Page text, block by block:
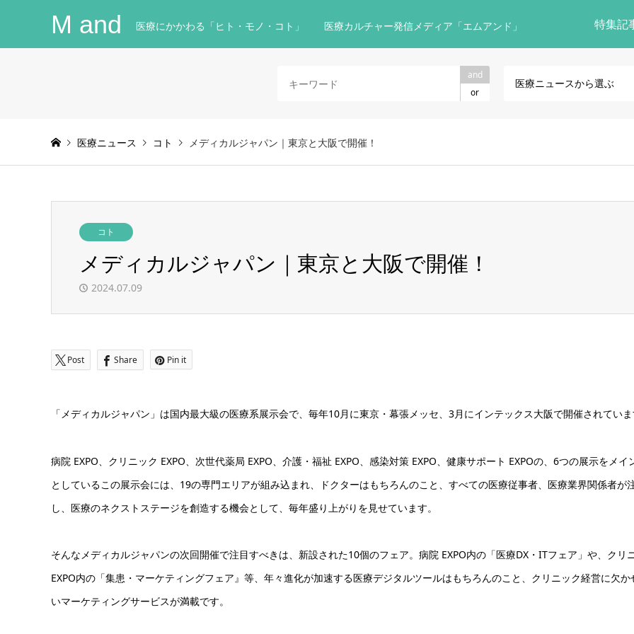
M and 医療にかかわる「ヒト・モノ・コト」 医療カルチャー発信メディア「エムアンド」 特集記
and
or
医療ニュースから選ぶ
医療ニュース コト メディカルジャパン｜東京と大阪で開催！
コト
メディカルジャパン｜東京と大阪で開催！
2024.07.09
Post Share Pin it
「メディカルジャパン」は国内最大級の医療系展示会で、毎年10月に東京・幕張メッセ、3月にインテックス大阪で開催されてい
病院 EXPO、クリニック EXPO、次世代薬局 EXPO、介護・福祉 EXPO、感染対策 EXPO、健康サポート EXPOの、6つの展示をメイ
としているこの展示会には、19の専門エリアが組み込まれ、ドクターはもちろんのこと、すべての医療従事者、医療業界関係者が
し、医療のネクストステージを創造する機会として、毎年盛り上がりを見せています。
そんなメディカルジャパンの次回開催で注目すべきは、新設された10個のフェア。病院 EXPO内の「医療DX・ITフェア」や、クリ
EXPO内の「集患・マーケティングフェア』等、年々進化が加速する医療デジタルツールはもちろんのこと、クリニック経営に欠か
いマーケティングサービスが満載です。